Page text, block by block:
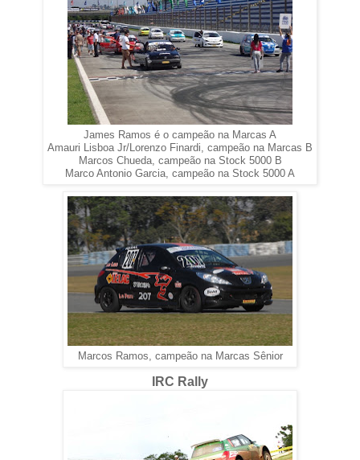
James Ramos é o campeão na Marcas A
Amauri Lisboa Jr/Lorenzo Finardi, campeão na Marcas B
Marcos Chueda, campeão na Stock 5000 B
Marco Antonio Garcia, campeão na Stock 5000 A
Marcos Ramos, campeão na Marcas Sênior
IRC Rally